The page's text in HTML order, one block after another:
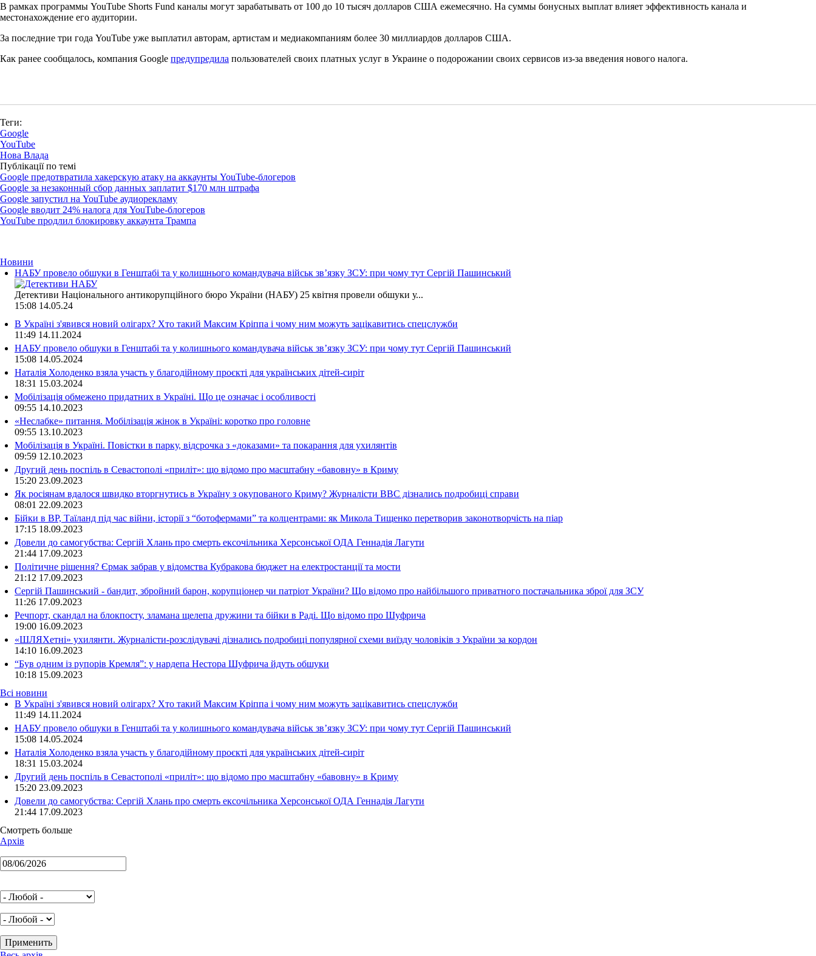
В рамках программы YouTube Shorts Fund каналы могут зарабатывать от 100 до 10 тысяч долларов США ежемесячно. На суммы бонусных выплат влияет эффективность канала и
местонахождение его аудитории.
За последние три года YouTube уже выплатил авторам, артистам и медиакомпаниям более 30 миллиардов долларов США.
Как ранее сообщалось, компания Google предупредила пользователей своих платных услуг в Украине о подорожании своих сервисов из-за введения нового налога.
Теги:
Google
YouTube
Нова Влада
Публікації по темі
Google предотвратила хакерскую атаку на аккаунты YouTube-блогеров
Google за незаконный сбор данных заплатит $170 млн штрафа
Google запустил на YouTube аудиорекламу
Google вводит 24% налога для YouTube-блогеров
YouTube продлил блокировку аккаунта Трампа
Новини
НАБУ провело обшуки в Генштабі та у колишнього командувача військ зв’язку ЗСУ: при чому тут Сергій Пашинський
Детективи Національного антикорупційного бюро України (НАБУ) 25 квітня провели обшуки у...
15:08 14.05.24
В Україні з'явився новий олігарх? Хто такий Максим Кріппа і чому ним можуть зацікавитись спецслужби
11:49 14.11.2024
НАБУ провело обшуки в Генштабі та у колишнього командувача військ зв’язку ЗСУ: при чому тут Сергій Пашинський
15:08 14.05.2024
Наталія Холоденко взяла участь у благодійному проєкті для українських дітей-сиріт
18:31 15.03.2024
Мобілізація обмежено придатних в Україні. Що це означає і особливості
09:55 14.10.2023
«Неслабке» питання. Мобілізація жінок в Україні: коротко про головне
09:55 13.10.2023
Мобілізація в Україні. Повістки в парку, відсрочка з «доказами» та покарання для ухилянтів
09:59 12.10.2023
Другий день поспіль в Севастополі «приліт»: що відомо про масштабну «бавовну» в Криму
15:20 23.09.2023
Як росіянам вдалося швидко вторгнутись в Україну з окупованого Криму? Журналісти ВВС дізнались подробиці справи
08:01 22.09.2023
Бійки в ВР, Таїланд під час війни, історії з “ботофермами” та колцентрами: як Микола Тищенко перетворив законотворчість на піар
17:15 18.09.2023
Довели до самогубства: Сергій Хлань про смерть ексочільника Херсонської ОДА Геннадія Лагути
21:44 17.09.2023
Політичне рішення? Єрмак забрав у відомства Кубракова бюджет на електростанції та мости
21:12 17.09.2023
Сергій Пашинський - бандит, збройний барон, корупціонер чи патріот України? Що відомо про найбільшого приватного постачальника зброї для ЗСУ
11:26 17.09.2023
Речпорт, скандал на блокпосту, зламана щелепа дружини та бійки в Раді. Що відомо про Шуфрича
19:00 16.09.2023
«ШЛЯХетні» ухилянти. Журналісти-розслідувачі дізнались подробиці популярної схеми виїзду чоловіків з України за кордон
14:10 16.09.2023
“Був одним із рупорів Кремля”: у нардепа Нестора Шуфрича йдуть обшуки
10:18 15.09.2023
Всі новини
В Україні з'явився новий олігарх? Хто такий Максим Кріппа і чому ним можуть зацікавитись спецслужби
11:49 14.11.2024
НАБУ провело обшуки в Генштабі та у колишнього командувача військ зв’язку ЗСУ: при чому тут Сергій Пашинський
15:08 14.05.2024
Наталія Холоденко взяла участь у благодійному проєкті для українських дітей-сиріт
18:31 15.03.2024
Другий день поспіль в Севастополі «приліт»: що відомо про масштабну «бавовну» в Криму
15:20 23.09.2023
Довели до самогубства: Сергій Хлань про смерть ексочільника Херсонської ОДА Геннадія Лагути
21:44 17.09.2023
Смотреть больше
Архів